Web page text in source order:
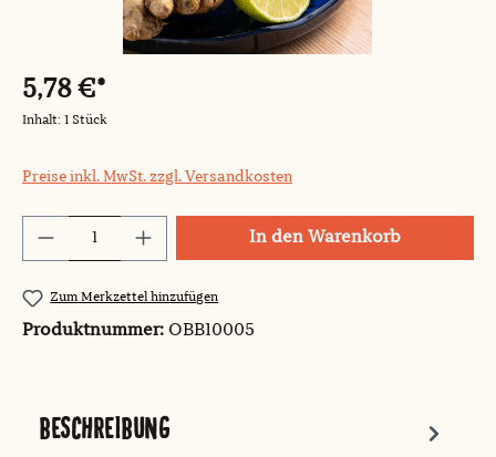
5,78 €*
Inhalt: 1 Stück
Preise inkl. MwSt. zzgl. Versandkosten
Produkt Anzahl: Gib den gewünschten
In den Warenkorb
Zum Merkzettel hinzufügen
Produktnummer: OBB10005
BESCHREIBUNG